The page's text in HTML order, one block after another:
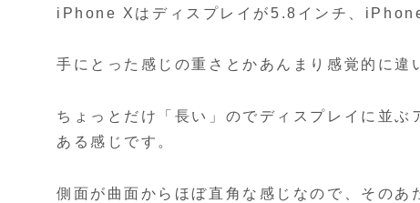
iPhone Xはディスプレイが5.8インチ、
手にとった感じの重さとかあんまり感覚的に違
ちょっとだけ「長い」のでディスプレイに並
ある感じです。
側面が曲面からほぼ直角な感じなので、そのあ